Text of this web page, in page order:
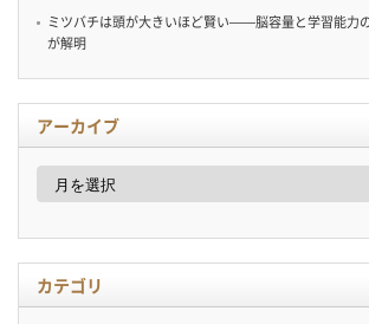
ミツバチは頭が大きいほど賢い——脳容量と学習能力
が解明
アーカイブ
ア
イ
カテゴリ